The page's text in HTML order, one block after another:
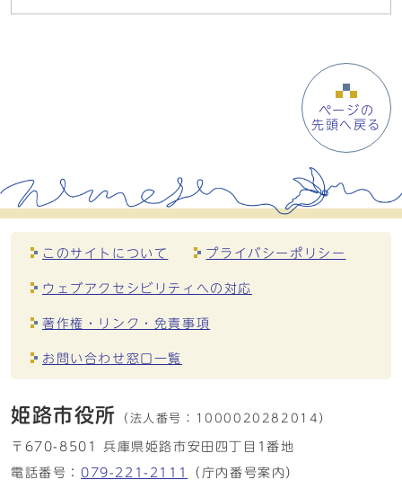
ページの
先頭へ戻る
このサイトについて プライバシーポリシー
ウェブアクセシビリティへの対応
著作権・リンク・免責事項
お問い合わせ窓口一覧
姫路市役所 （法人番号： 1000020282014）
〒670-8501 兵庫県姫路市安田四丁目1番地
電話番号： 079-221-2111 （庁内番号案内）